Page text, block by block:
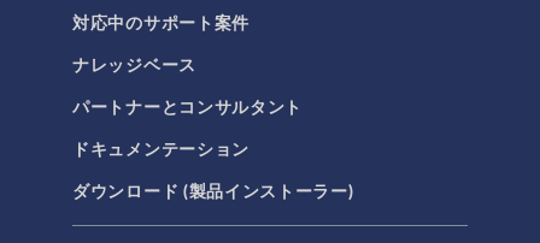
対応中のサポート案件
ナレッジベース
パートナーとコンサルタント
ドキュメンテーション
ダウンロード (製品インストーラー)